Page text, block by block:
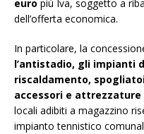
euro più Iva, soggetto a
dell’offerta economica.
In particolare, la
l’antistadio, gli impianti
riscaldamento,
accessori e attrezzature
locali adibiti a magazzino
impianto tennistico